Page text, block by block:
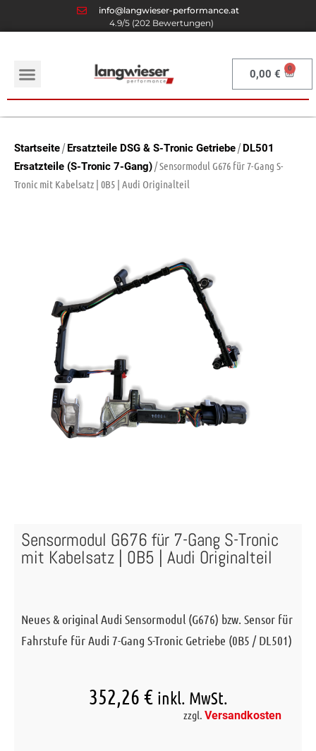
info@langwieser-performance.at
4.9/5 (202 Bewertungen)
0,00€
Startseite/Ersatzteile DSG & S-Tronic Getriebe/DL501
Ersatzteile (S-Tronic 7-Gang)/ Sensormodul G676 für 7-Gang S-
Tronic mit Kabelsatz | 0B5 | Audi Originalteil
Sensormodul G676 für 7-Gang S-Tronic
mit Kabelsatz | 0B5 | Audi Originalteil
Neues & original Audi Sensormodul (G676) bzw. Sensor für
Fahrstufe für Audi 7-Gang S-Tronic Getriebe (0B5 / DL501)
352,26€ inkl. MwSt.
zzgl. Versandkosten